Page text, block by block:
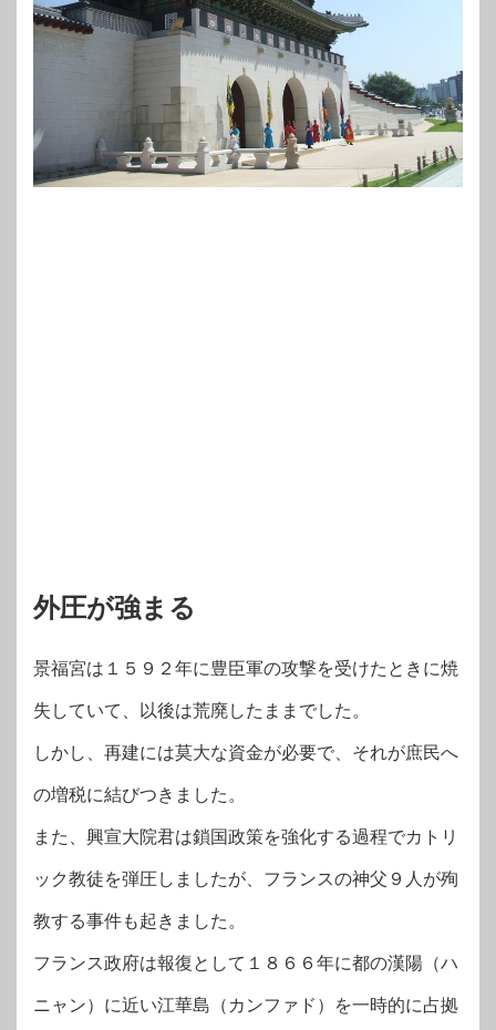
外圧が強まる
景福宮は１５９２年に豊臣軍の攻撃を受けたときに焼
失していて、以後は荒廃したままでした。
しかし、再建には莫大な資金が必要で、それが庶民へ
の増税に結びつきました。
また、興宣大院君は鎖国政策を強化する過程でカトリ
ック教徒を弾圧しましたが、フランスの神父９人が殉
教する事件も起きました。
フランス政府は報復として１８６６年に都の漢陽（ハ
ニャン）に近い江華島（カンファド）を一時的に占拠